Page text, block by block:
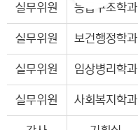
실무위원 응급구조학과
실무위원 보건행정학과
실무위원 임상병리학과
실무위원 사회복지학과